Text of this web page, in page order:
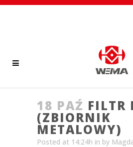
18 PAŹ FILTR
(ZBIORNIK
METALOWY)
Posted at 14:24h in by